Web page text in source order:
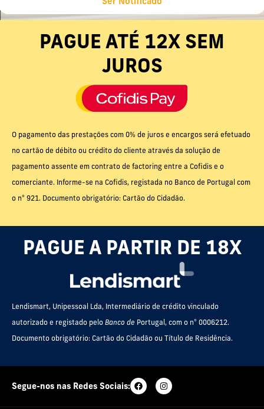
Ser Notificado
PAGUE ATÉ 12X SEM
JUROS
O pagamento das prestações com 0% de juros e encargos será efetuado
no cartão de débito ou crédito do cliente através da solução de
pagamento assente em contrato de factoring entre a Cofidis e o
comerciante. Informe-se na Cofidis, registada no Banco de Portugal com
o nº 921. Documento obrigatório: Cartão do Cidadão.
PAGUE A PARTIR DE 18X
Lendismart, Unipessoal Lda, Intermediário de crédito vinculado
autorizado e registado pelo Banco de Portugal, com o nº 0006212.
Documento obrigatório: Cartão do Cidadão ou Título de Residência.
Segue-nos nas Redes Sociais: